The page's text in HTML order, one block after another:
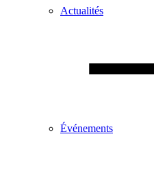
Actualités
Événements